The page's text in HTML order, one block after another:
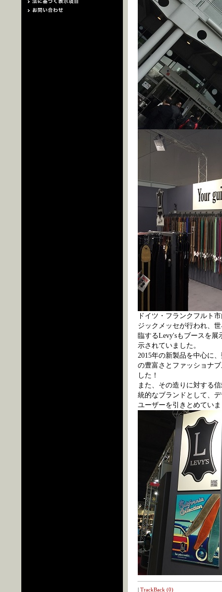
ドイツ・フランクフルト
ジックメッセが行われ、
臨するLevy'sもブースを
示されていました。
2015年の新製品を中心に
の豊富さとファッショナ
した！
また、その造りに対する
統的なブランドとして、
ユーザーを引きとめてい
| TrackBack (0)